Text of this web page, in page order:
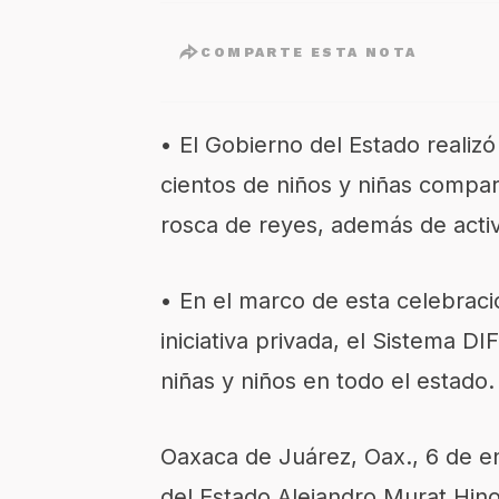
COMPARTE ESTA NOTA
• El Gobierno del Estado
cientos de niños y niñas
rosca de reyes, además de
• En el marco de esta
iniciativa privada, el Sistema
niñas y niños en todo el estado.
Oaxaca de Juárez, Oax., 6 de